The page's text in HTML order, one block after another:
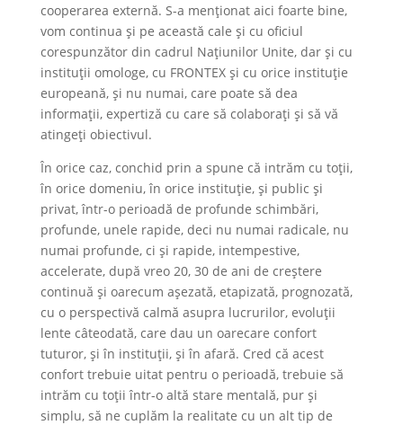
cooperarea externă. S-a menționat aici foarte bine,
vom continua și pe această cale și cu oficiul
corespunzător din cadrul Națiunilor Unite, dar și cu
instituții omologe, cu FRONTEX și cu orice instituție
europeană, și nu numai, care poate să dea
informații, expertiză cu care să colaborați și să vă
atingeți obiectivul.
În orice caz, conchid prin a spune că intrăm cu toții,
în orice domeniu, în orice instituție, și public și
privat, într-o perioadă de profunde schimbări,
profunde, unele rapide, deci nu numai radicale, nu
numai profunde, ci și rapide, intempestive,
accelerate, după vreo 20, 30 de ani de creștere
continuă și oarecum așezată, etapizată, prognozată,
cu o perspectivă calmă asupra lucrurilor, evoluții
lente câteodată, care dau un oarecare confort
tuturor, și în instituții, și în afară. Cred că acest
confort trebuie uitat pentru o perioadă, trebuie să
intrăm cu toții într-o altă stare mentală, pur și
simplu, să ne cuplăm la realitate cu un alt tip de